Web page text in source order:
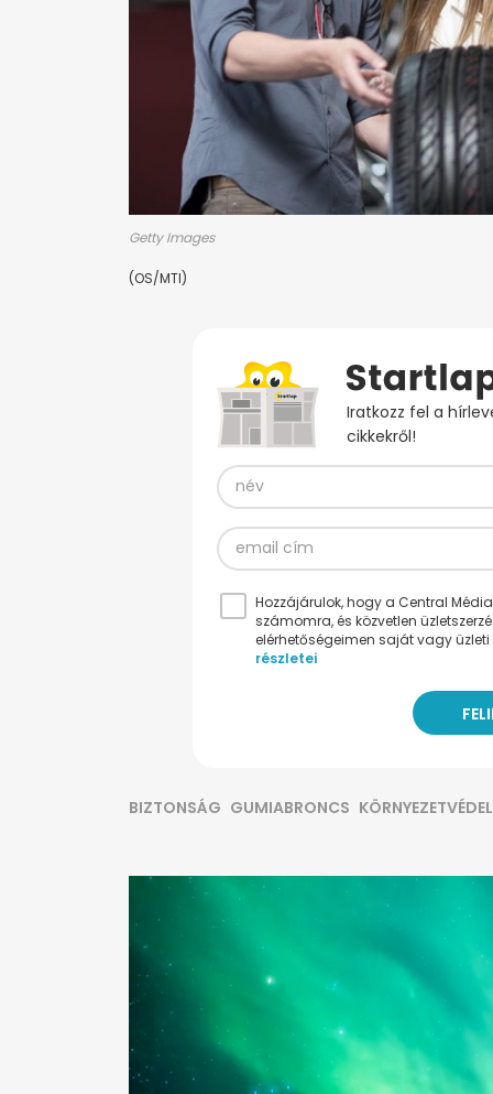
Getty Images
(OS/MTI)
Iratkozz fel a
cikkekről!
Hozzájárulok, hogy a Central
számomra, és közvetlen
elérhetőségeimen saját vagy
részletei
BIZTONSÁG GUMIABRONCS